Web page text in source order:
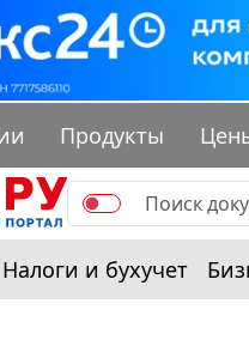
Продукты
Налоги и бухучет